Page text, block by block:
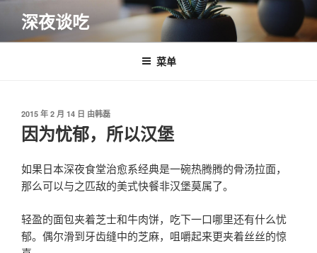
内
深夜谈吃
菜单
发
布
于
2015 年 2 月 14 日 由韩磊
因为忧郁，所以汉堡
如果日本深夜食堂治愈系经典是一碗热腾腾的骨汤拉面，
那么可以与之匹敌的美式快餐非汉堡莫属了。
轻盈的面包夹着芝士和牛肉饼，吃下一口哪里还有什么忧
郁。偶尔滑到牙齿缝中的芝麻，咀嚼起来更夹着丝丝的惊